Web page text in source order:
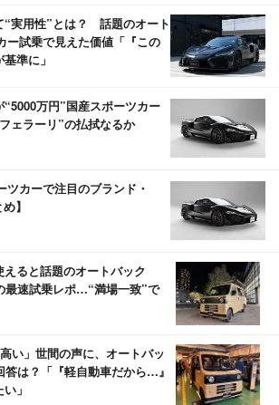
“実用性”とは？ 話題のオート
ー試乗で見えた価値「『この
準に」
万円”国産スポーツカー
ェラーリ”の払拭なるか
ツカーで注目のブランド・
】
ると話題のオートバック
最速試乗レポ…“満場一致”で
い」世間の声に、オートバッ
答は？「『軽自動車だから…』
」